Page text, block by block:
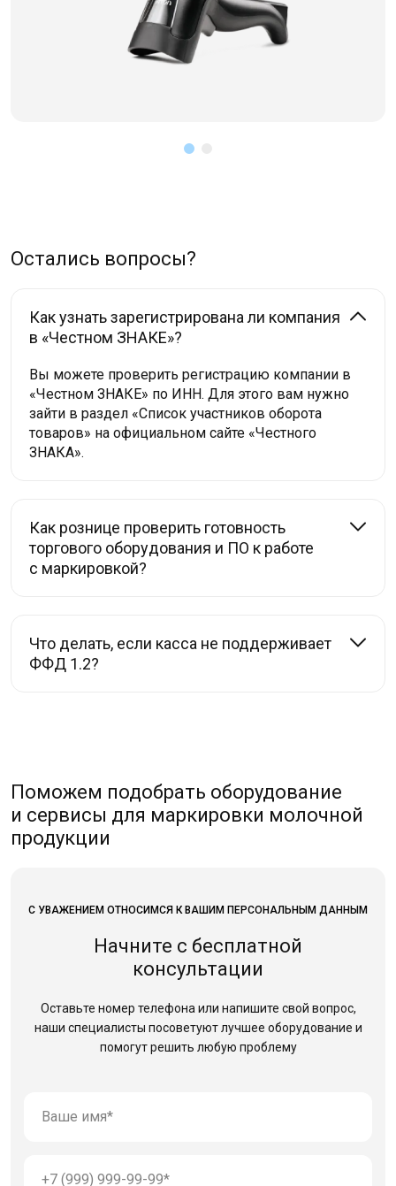
Остались вопросы?
Как узнать зарегистрирована ли компания
в «Честном ЗНАКЕ»?
Вы можете проверить регистрацию компании в
«Честном ЗНАКЕ» по ИНН. Для этого вам нужно
зайти в раздел «Список участников оборота
товаров» на официальном сайте «Честного
ЗНАКА».
Как рознице проверить готовность
торгового оборудования и ПО к работе
с маркировкой?
Что делать, если касса не поддерживает
ФФД 1.2?
Поможем подобрать оборудование
и сервисы для маркировки молочной
продукции
С УВАЖЕНИЕМ ОТНОСИМСЯ К ВАШИМ ПЕРСОНАЛЬНЫМ ДАННЫМ
Начните с бесплатной
консультации
Оставьте номер телефона или напишите свой вопрос,
наши специалисты посоветуют лучшее оборудование и
помогут решить любую проблему